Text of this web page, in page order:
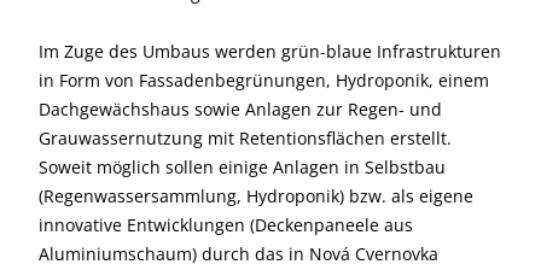
Im Zuge des Umbaus werden grün-blaue Infrastrukturen
in Form von Fassadenbegrünungen, Hydroponik, einem
Dachgewächshaus sowie Anlagen zur Regen- und
Grauwassernutzung mit Retentionsflächen erstellt.
Soweit möglich sollen einige Anlagen in Selbstbau
(Regenwassersammlung, Hydroponik) bzw. als eigene
innovative Entwicklungen (Deckenpaneele aus
Aluminiumschaum) durch das in Nová Cvernovka